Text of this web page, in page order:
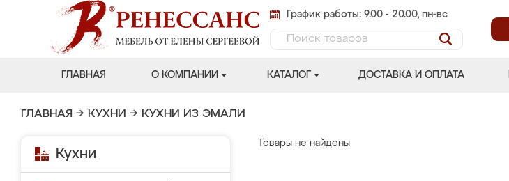
График работы: 9.00 - 20.00, пн-вс
ГЛАВНАЯ О КОМПАНИИ КАТАЛОГ ДОСТАВКА И ОПЛАТА
ГЛАВНАЯ → КУХНИ → КУХНИ ИЗ ЭМАЛИ
Кухни
Товары не найдены